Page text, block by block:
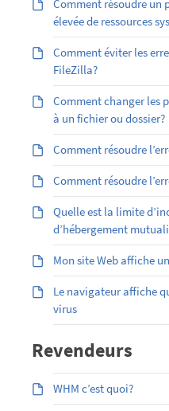
Comment résoudre un
élevée de ressources
Comment éviter les
FileZilla?
Comment changer les
à un fichier ou dossier?
Comment résoudre
Comment résoudre
Quelle est la limite
d’hébergement
Mon site Web affiche
Le navigateur affiche
virus
Revendeurs
WHM c’est quoi?